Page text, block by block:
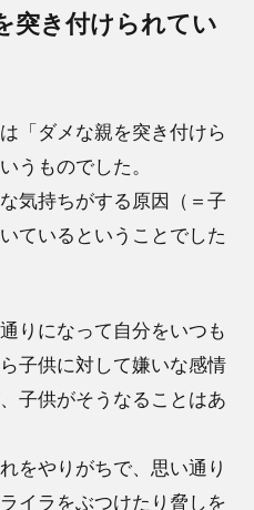
突き付けられてい
「ダメな親を突き付けら
うものでした。
気持ちがする原因（＝子
ているということでした
りになって自分をいつも
子供に対して嫌いな感情
子供がそうなることはあ
をやりがちで、思い通り
イラをぶつけたり脅しを